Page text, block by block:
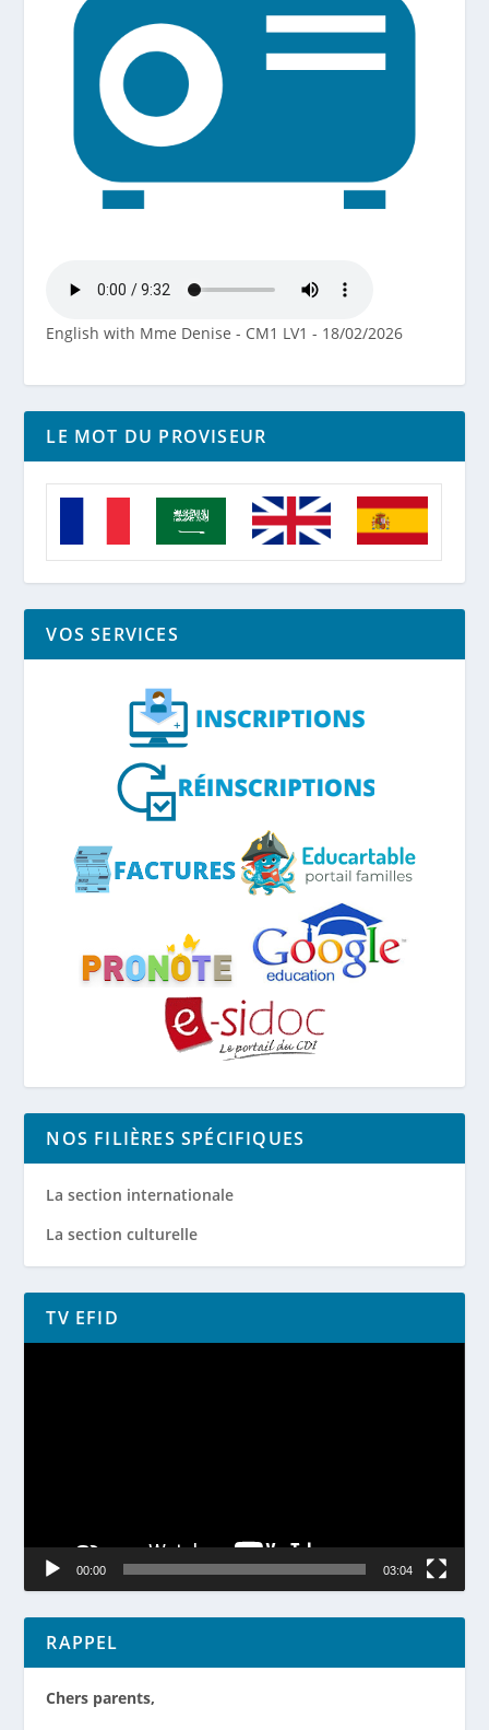
English with Mme Denise - CM1 LV1 - 18/02/2026
LE MOT DU PROVISEUR
VOS SERVICES
NOS FILIÈRES SPÉCIFIQUES
La section internationale
La section culturelle
TV EFID
00:00 03:04
RAPPEL
Chers parents,